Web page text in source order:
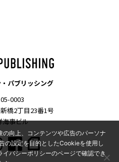
パブリッシング
0003
橋2丁目23番1号
海事ビル
向上、コンテンツや広告のパーソナ
の設定を目的としたCookieを使用し
バシーポリシーのページで確認でき